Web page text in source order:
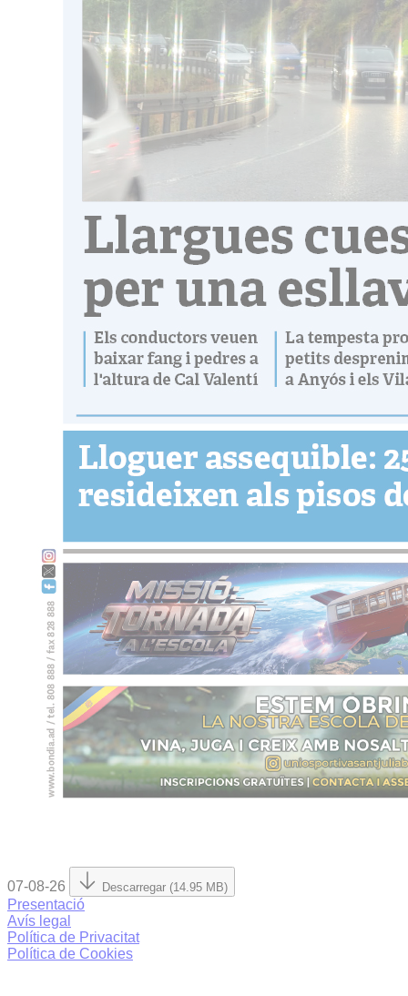
07-08-26 Descarregar (14.95 MB)
Presentació
Avís legal
Política de Privacitat
Política de Cookies